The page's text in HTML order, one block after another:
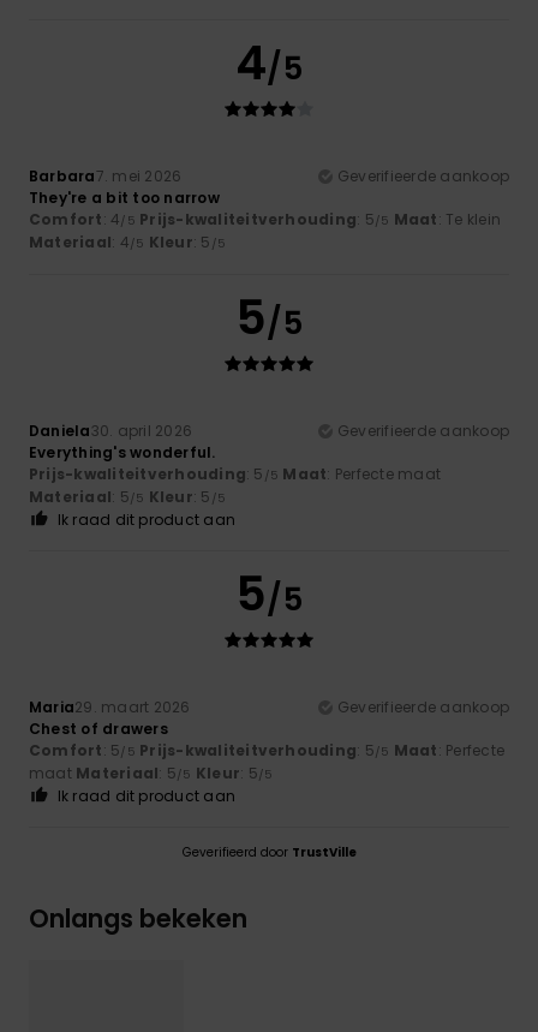
4/5
Barbara7. mei 2026
Geverifieerde aankoop
They're a bit too narrow
Comfort: 4/5 Prijs-kwaliteitverhouding: 5/5 Maat: Te klein
Materiaal: 4/5 Kleur: 5 /5
5/5
Daniela30. april 2026
Geverifieerde aankoop
Everything's wonderful.
Prijs-kwaliteitverhouding: 5 /5 Maat: Perfecte maat
Materiaal: 5/5 Kleur: 5 /5
Ik raad dit product aan
5/5
Maria29. maart 2026
Geverifieerde aankoop
Chest of drawers
Comfort: 5/5 Prijs-kwaliteitverhouding: 5/5 Maat: Perfecte
maat Materiaal: 5/5 Kleur: 5/5
Ik raad dit product aan
Geverifieerd door TrustVille
Onlangs bekeken